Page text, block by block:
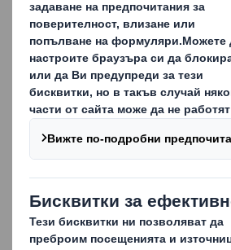
Нарастващото търсене на опаковки,
на рафта (SRP) и на опаковки,
дребно (RRP), създаде изцяло нова
опаковането. В DS Smith „мислим от
базираме иновативните си
на рафтовете, на които ще бъдат
установените темпове на продажба
оптималния размер на опаковката
Увеличаване на
най-важно